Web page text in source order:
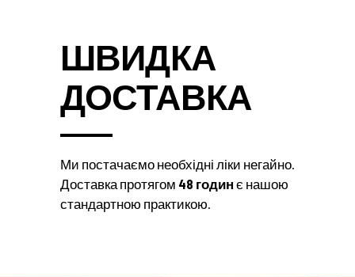
ШВИДКА
ДОСТАВКА
Ми постачаємо необхідні ліки негайно.
Доставка протягом 48 годин є нашою
стандартною практикою.